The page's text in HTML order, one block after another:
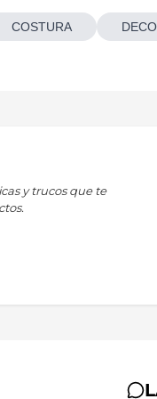
COSTURA
y trucos que te